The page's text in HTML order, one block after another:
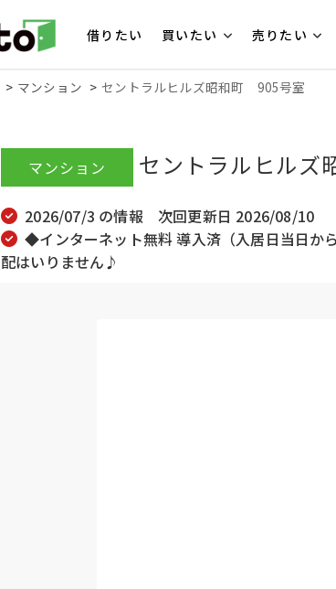
借りたい 買いたい 売りたい
マンション セントラルヒルズ昭和町 905号室
マンション セントラルヒル
2026/07/3 の情報 次回更新日 2026/08/10
◆インターネット無料 導入済（入居日当日か
配はいりません♪